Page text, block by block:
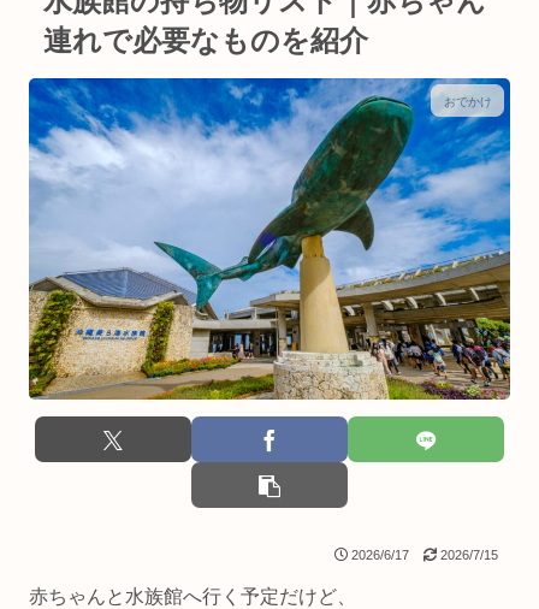
連れで必要なものを紹介
おでかけ
2026/6/17 2026/7/15
赤ちゃんと水族館へ行く予定だけど、